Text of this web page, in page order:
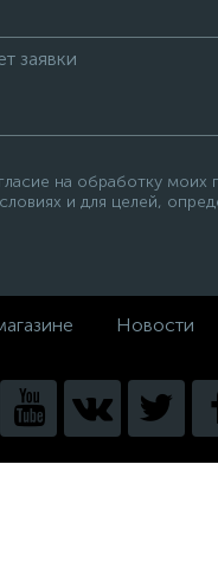
на обработку
и для целей,
Новости